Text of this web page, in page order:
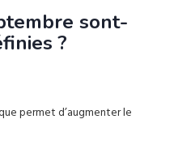
sont-
?
permet d’augmenter le